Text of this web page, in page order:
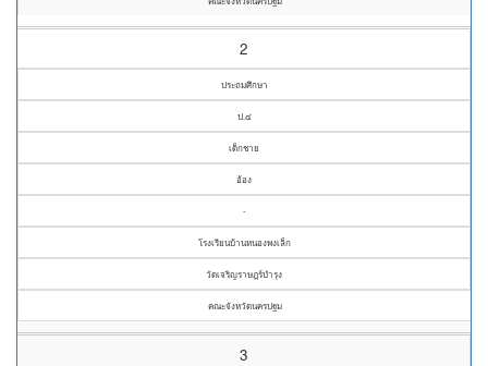
2
ประถมศึกษา
ป.๔
เด็กชาย
อ้อง
-
โรงเรียนบ้านหนองพงเล็ก
วัดเจริญราษฎร์บำรุง
คณะจังหวัดนครปฐม
3